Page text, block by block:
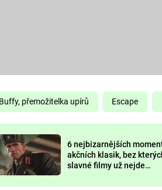
DELIVERANCE
Buffy, přemožitelka upírů Escape
6 nejbizarnějších
akčních klasik, bez
slavné filmy už nejde